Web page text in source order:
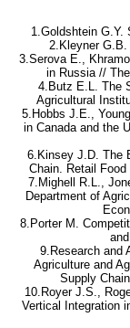
1.Goldshtein G.Y.
2.Kleyner
3.Serova E.,
in Russia //
4.Butz E.L. The
Agricultural
5.Hobbs J.E.,
in Canada and the
6.Kinsey J.D. The
Chain. Retail
7.Mighell R.L.,
Department of
8.Porter M.
9.Research and
Agriculture and
Supply
10.Royer J.S.,
Vertical Integration